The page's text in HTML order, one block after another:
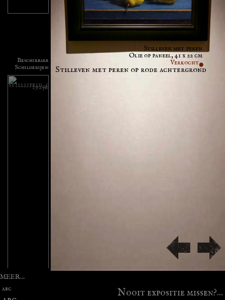
Stilleven met peren
Olie op paneel, 41 x 22 cm
Verkocht
Stilleven met peren op rode achtergrond
Beschikbare
Schilderijen
MEER...
Nooit expositie missen?...
abc